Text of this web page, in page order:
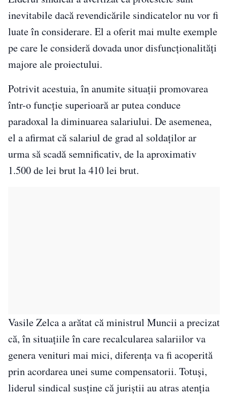
inevitabile dacă revendicările sindicatelor nu vor fi
luate în considerare. El a oferit mai multe exemple
pe care le consideră dovada unor disfuncționalități
majore ale proiectului.
Potrivit acestuia, în anumite situații promovarea
într-o funcție superioară ar putea conduce
paradoxal la diminuarea salariului. De asemenea,
el a afirmat că salariul de grad al soldaților ar
urma să scadă semnificativ, de la aproximativ
1.500 de lei brut la 410 lei brut.
Vasile Zelca a arătat că ministrul Muncii a precizat
că, în situațiile în care recalcularea salariilor va
genera venituri mai mici, diferența va fi acoperită
prin acordarea unei sume compensatorii. Totuși,
liderul sindical susține că juriștii au atras atenția